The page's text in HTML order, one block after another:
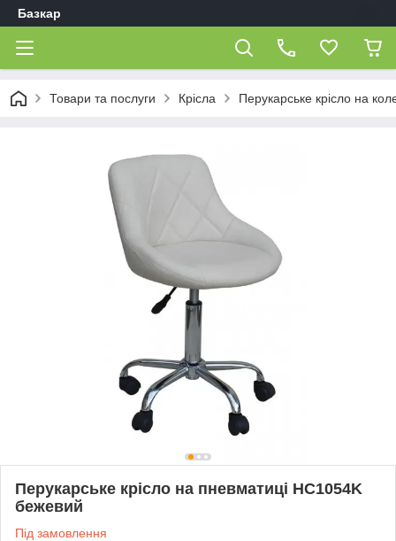
Базкар
Товари та послуги Крісла Перукарське крісло на
Перукарське крісло на пневматиці HC1054K
бежевий
Під замовлення